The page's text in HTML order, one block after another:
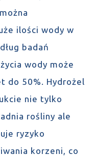
ilości wody w
badań
wody może
do 50%. Hydrożel
nie tylko
rośliny ale
ryzyko
korzeni, co